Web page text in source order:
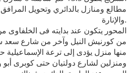
مطالع ومنازل بالدائري وتحويل
والإنارة.
منها منزل يؤدى إلى ترعة الإسماعيلية
ومنزلين لشارع دولتيان حتى كوبرى أبو